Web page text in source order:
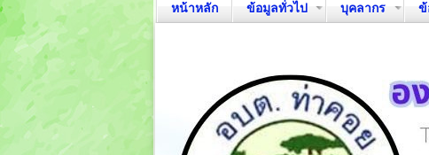
หน้าหลัก ข้อมูลทั่วไป บุคลากร ข้